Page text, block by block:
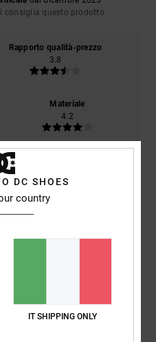
consiglia questo prodotto
Rapporto qualità-prezzo
3.8
Materiale
4.2
Acquisto verificato
DC SHOES
country
IT SHIPPING ONLY